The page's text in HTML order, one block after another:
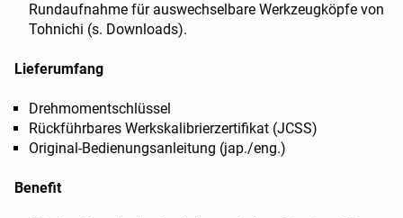
Rundaufnahme für auswechselbare Werkzeugköpfe von
Tohnichi (s. Downloads).
Lieferumfang
Drehmomentschlüssel
Rückführbares Werkskalibrierzertifikat (JCSS)
Original-Bedienungsanleitung (jap./eng.)
Benefit